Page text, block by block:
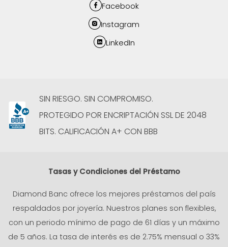
Facebook
Instagram
LinkedIn
SIN RIESGO. SIN COMPROMISO.
PROTEGIDO POR ENCRIPTACIÓN SSL DE 2048
BITS. CALIFICACIÓN A+ CON BBB
Tasas y Condiciones del Préstamo
Diamond Banc ofrece los mejores préstamos del país
respaldados por joyería. Nuestros planes son flexibles,
con un periodo mínimo de pago de 61 días y un máximo
de 5 años. La tasa de interés es de 2.75% mensual o 33%